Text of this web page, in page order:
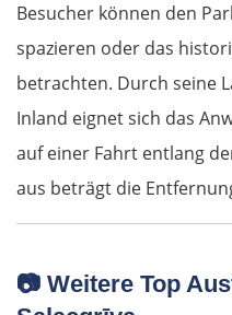
Besucher können den
spazieren oder das
betrachten. Durch seine
Inland eignet sich das
auf einer Fahrt entlang
aus beträgt die
📷 Weitere Top